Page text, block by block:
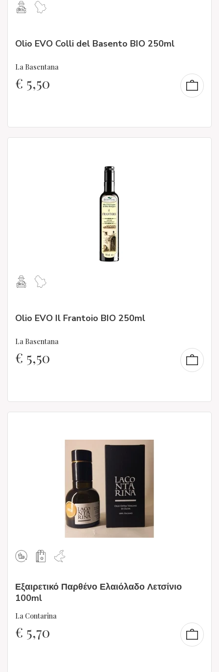
Olio EVO Colli del Basento BIO 250ml
La Basentana
€ 5,50
Olio EVO Il Frantoio BIO 250ml
La Basentana
€ 5,50
Εξαιρετικό Παρθένο Ελαιόλαδο Λετσίνιο
100ml
La Contarina
€ 5,70